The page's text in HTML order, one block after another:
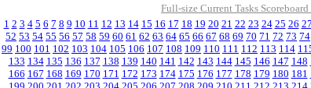
Full-size Current Tasks Scoreboard
1 2 3 4 5 6 7 8 9 10 11 12 13 14 15 16 17 18 19 20 21 22 23 24 25 26 27
52 53 54 55 56 57 58 59 60 61 62 63 64 65 66 67 68 69 70 71 72 73 74
99 100 101 102 103 104 105 106 107 108 109 110 111 112 113 114
133 134 135 136 137 138 139 140 141 142 143 144 145 146 147 148
166 167 168 169 170 171 172 173 174 175 176 177 178 179 180 181